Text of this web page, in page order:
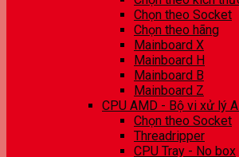
Chọn theo Socket
Chọn theo hãng
Mainboard X
Mainboard H
Mainboard B
Mainboard Z
CPU AMD - Bộ vi xử lý
Chọn theo Socket
Threadripper
CPU Tray - No box